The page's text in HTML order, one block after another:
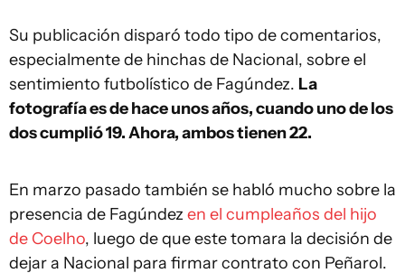
Su publicación disparó todo tipo de comentarios,
especialmente de hinchas de Nacional, sobre el
sentimiento futbolístico de Fagúndez. La
fotografía es de hace unos años, cuando uno de los
dos cumplió 19. Ahora, ambos tienen 22.
En marzo pasado también se habló mucho sobre la
presencia de Fagúndez en el cumpleaños del hijo
de Coelho, luego de que este tomara la decisión de
dejar a Nacional para firmar contrato con Peñarol.